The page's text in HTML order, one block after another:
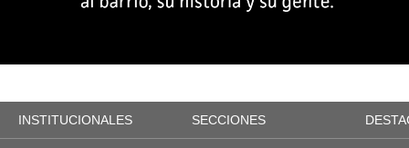
INSTITUCIONALES SECCIONES